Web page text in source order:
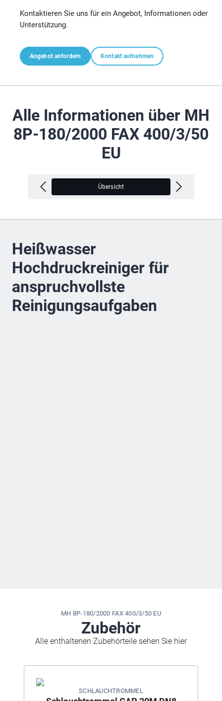
Kontaktieren Sie uns für ein Angebot, Informationen oder
Unterstützung.
Angebot anfordern Kontakt aufnehmen
Alle Informationen über MH
8P-180/2000 FAX 400/3/50
EU
Übersicht
Heißwasser
Hochdruckreiniger für
anspruchvollste
Reinigungsaufgaben
3 Jahre Garantie auf Nilfisk Industriepumpen
MH 8P-180/2000 FAX 400/3/50 EU
Zubehör
Alle enthaltenen Zubehörteile sehen Sie hier
SCHLAUCHTROMMEL